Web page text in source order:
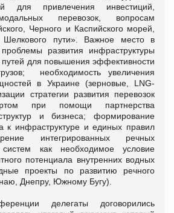
для привлечения инвестиций,
перевозок, вопросам
Черного и Каспийского морей,
Шелкового пути». Важное место в
развития инфраструктуры
путей для повышения эффективности
необходимость увеличения
в Украине (зерновые, LNG-
стратегии развития перевозок
при помощи партнерства
и бизнеса; формирование
к инфраструктуре и единых правил
интегрированных речных
как необходимое условие
потенциала внутренних водных
проекты по развитию речного
Днепру, Южному Бугу).
делегаты договорились